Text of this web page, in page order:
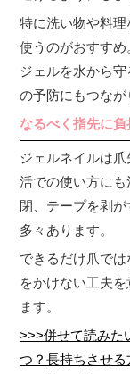
特に洗い物や料
使うのがおすすめ
ジェルを水から
の予防にもつなが
なるべく指先に
ジェルネイルは
活での使い方に
閉、テープを剥
多々あります。
できるだけ爪で
をかけない工夫
ます。
>>>併せて読みた
つ？長持ちさせる